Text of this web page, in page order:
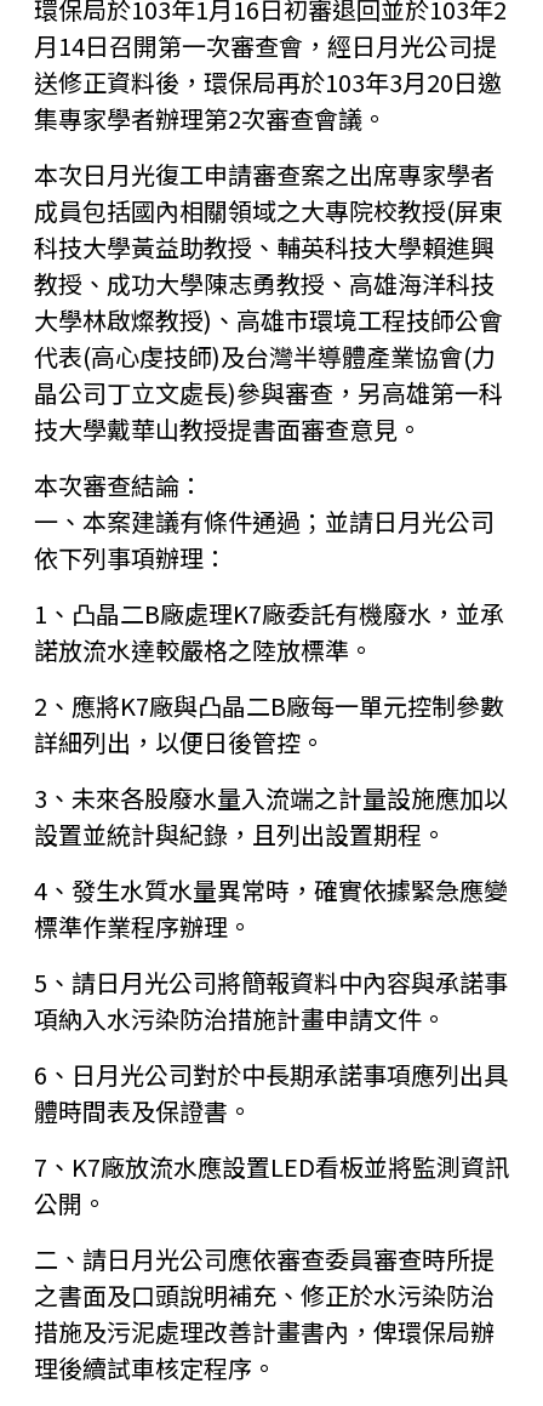
環保局於103年1月16日初審退回並於103年2
月14日召開第一次審查會，經日月光公司提
送修正資料後，環保局再於103年3月20日邀
集專家學者辦理第2次審查會議。
本次日月光復工申請審查案之出席專家學者
成員包括國內相關領域之大專院校教授(屏東
科技大學黃益助教授、輔英科技大學賴進興
教授、成功大學陳志勇教授、高雄海洋科技
大學林啟燦教授)、高雄市環境工程技師公會
代表(高心虔技師)及台灣半導體產業協會(力
晶公司丁立文處長)參與審查，另高雄第一科
技大學戴華山教授提書面審查意見。
本次審查結論：
一、本案建議有條件通過；並請日月光公司
依下列事項辦理：
1、凸晶二B廠處理K7廠委託有機廢水，並承
諾放流水達較嚴格之陸放標準。
2、應將K7廠與凸晶二B廠每一單元控制參數
詳細列出，以便日後管控。
3、未來各股廢水量入流端之計量設施應加以
設置並統計與紀錄，且列出設置期程。
4、發生水質水量異常時，確實依據緊急應變
標準作業程序辦理。
5、請日月光公司將簡報資料中內容與承諾事
項納入水污染防治措施計畫申請文件。
6、日月光公司對於中長期承諾事項應列出具
體時間表及保證書。
7、K7廠放流水應設置LED看板並將監測資訊
公開。
二、請日月光公司應依審查委員審查時所提
之書面及口頭說明補充、修正於水污染防治
措施及污泥處理改善計畫書內，俾環保局辦
理後續試車核定程序。